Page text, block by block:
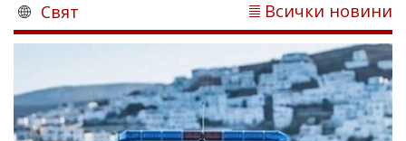
Свят Всички новини